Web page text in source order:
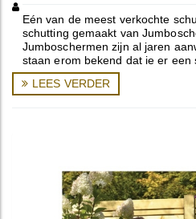
Eén van de meest verkochte
schutting gemaakt van
Jumboschermen zijn al jaren
staan erom bekend dat je er een
waar je heel lang ...
LEES VERDER